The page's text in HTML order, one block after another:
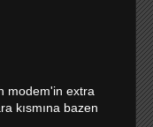
modem'in extra
kısmına bazen